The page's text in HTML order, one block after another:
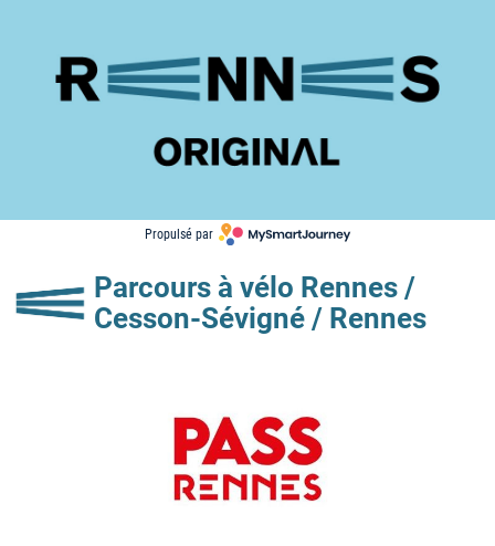
Propulsé par
Parcours à vélo Rennes /
Cesson-Sévigné / Rennes